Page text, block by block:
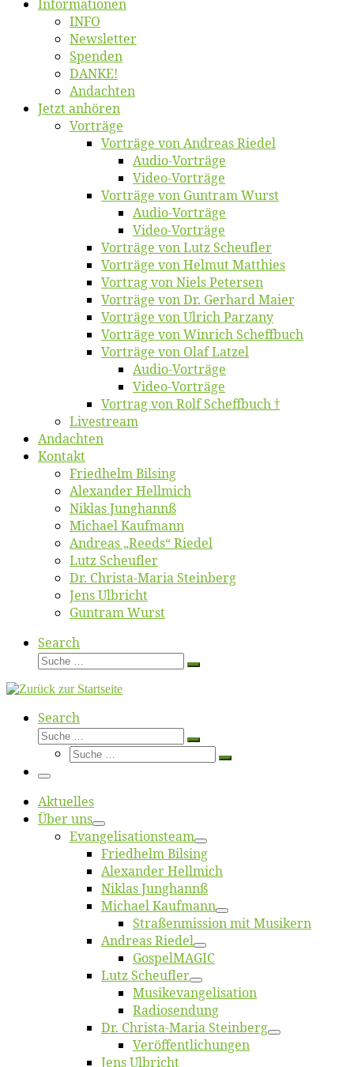
Informatio­nen
INFO
News­let­ter
Spen­den
DANKE!
An­dach­ten
Jetzt an­hö­ren
Vor­trä­ge
Vor­trä­ge von An­dre­as Riedel
Au­dio-Vor­trä­ge
Vi­deo-Vor­trä­ge
Vor­trä­ge von Gun­tram Wurst
Au­dio-Vor­trä­ge
Vi­deo-Vor­trä­ge
Vor­trä­ge von Lutz Scheufler
Vor­trä­ge von Hel­mut Matthies
Vor­trag von Niels Petersen
Vor­trä­ge von Dr. Ger­hard Maier
Vor­trä­ge von Ul­rich Parzany
Vor­trä­ge von Win­rich Scheffbuch
Vor­trä­ge von Olaf Latzel
Au­dio-Vor­trä­ge
Vi­deo-Vor­trä­ge
Vor­trag von Rolf Scheffbuch †
Live­stream
An­dach­ten
Kon­takt
Fried­helm Bilsing
Alex­an­der Hellmich
Ni­klas Junghannß
Mi­cha­el Kaufmann
An­dre­as „Reeds“ Riedel
Lutz Scheuf­ler
Dr. Chris­­ta-Ma­ria Steinberg
Jens Ulb­richt
Gun­tram Wurst
Search
Suche
Suche
Search
Suche
Suche
Suche
Suche
Menü
Ak­tu­el­les
Über uns
Evangelisa­tions­team
Fried­helm Bilsing
Alex­an­der Hellmich
Ni­klas Junghannß
Mi­cha­el Kaufmann
Straßenmis­sion mit Musikern
An­dre­as Riedel
Gos­pel­MA­GIC
Lutz Scheuf­ler
Musikevan­ge­li­sa­tion
Ra­dio­sen­dung
Dr. Chris­­ta-Ma­ria Steinberg
Ver­öf­fent­li­chun­gen
Jens Ulb­richt